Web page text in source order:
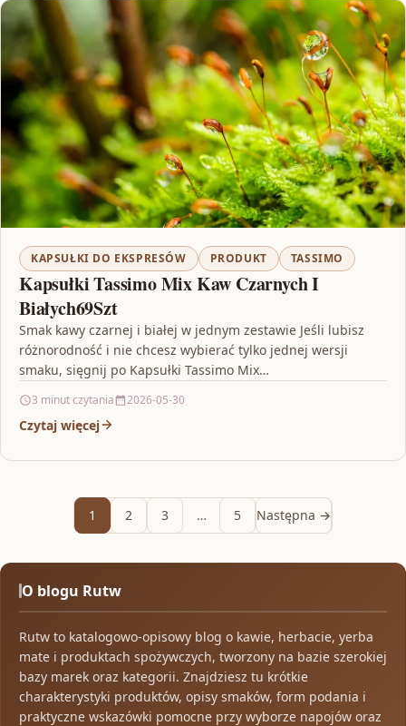
KAPSUŁKI DO EKSPRESÓW PRODUKT TASSIMO
Kapsułki Tassimo Mix Kaw Czarnych I
Białych69Szt
Smak kawy czarnej i białej w jednym zestawie Jeśli lubisz
różnorodność i nie chcesz wybierać tylko jednej wersji
smaku, sięgnij po Kapsułki Tassimo Mix…
3 minut czytania 2026-05-30
Czytaj więcej
1 2 3 … 5 Następna →
O blogu Rutw
Rutw to katalogowo-opisowy blog o kawie, herbacie, yerba
mate i produktach spożywczych, tworzony na bazie szerokiej
bazy marek oraz kategorii. Znajdziesz tu krótkie
charakterystyki produktów, opisy smaków, form podania i
praktyczne wskazówki pomocne przy wyborze napojów oraz